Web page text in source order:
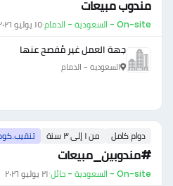
مندوب مبيعات
On-site - السعودية - الدمام ·١٥ يوليو ٢٠٢٦
جهة العمل غير مُفصح عنها
السعودية - الدمام
دوام كامل من ١ إلى ٣ سنة
#مندوبين_مبيعات
On-site - السعودية - حائل ·٢١ يوليو ٢٠٢٦